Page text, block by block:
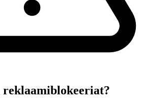
reklaamiblokeeriat?